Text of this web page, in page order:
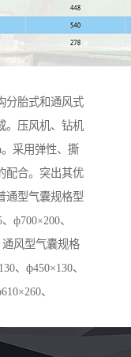
分胎式和通风式
。压风机、钻机
采用弹性、撕
配合。突出其优
通型气囊规格型
ф700×200、
通风型气囊规格
、ф450×130、
、